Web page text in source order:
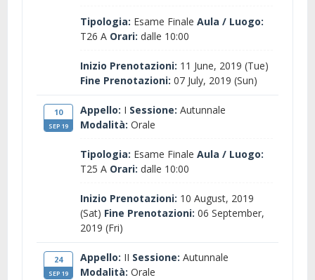
Tipologia: Esame Finale Aula / Luogo:
T26 A Orari: dalle 10:00
Inizio Prenotazioni: 11 June, 2019 (Tue)
Fine Prenotazioni: 07 July, 2019 (Sun)
10
SEP 19
Appello: I Sessione: Autunnale
Modalità: Orale
Tipologia: Esame Finale Aula / Luogo:
T25 A Orari: dalle 10:00
Inizio Prenotazioni: 10 August, 2019
(Sat) Fine Prenotazioni: 06 September,
2019 (Fri)
24
SEP 19
Appello: II Sessione: Autunnale
Modalità: Orale